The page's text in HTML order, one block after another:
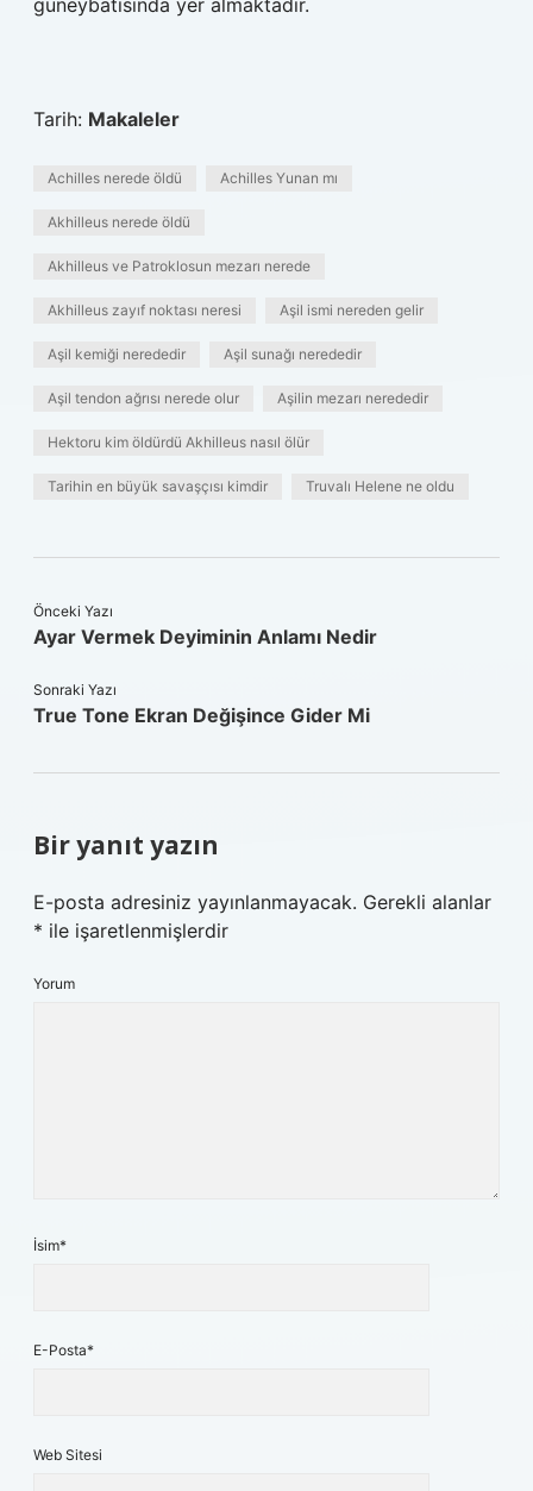
güneybatısında yer almaktadır.
Tarih: Makaleler
Achilles nerede öldü Achilles Yunan mı
Akhilleus nerede öldü
Akhilleus ve Patroklosun mezarı nerede
Akhilleus zayıf noktası neresi Aşil ismi nereden gelir
Aşil kemiği nerededir Aşil sunağı nerededir
Aşil tendon ağrısı nerede olur Aşilin mezarı nerededir
Hektoru kim öldürdü Akhilleus nasıl ölür
Tarihin en büyük savaşçısı kimdir Truvalı Helene ne oldu
Önceki Yazı
Ayar Vermek Deyiminin Anlamı Nedir
Sonraki Yazı
True Tone Ekran Değişince Gider Mi
Bir yanıt yazın
E-posta adresiniz yayınlanmayacak. Gerekli alanlar
* ile işaretlenmişlerdir
Yorum
İsim*
E-Posta*
Web Sitesi